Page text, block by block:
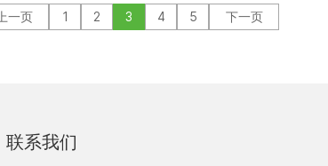
上一页 1 2 3 4 5 下一页
联系我们